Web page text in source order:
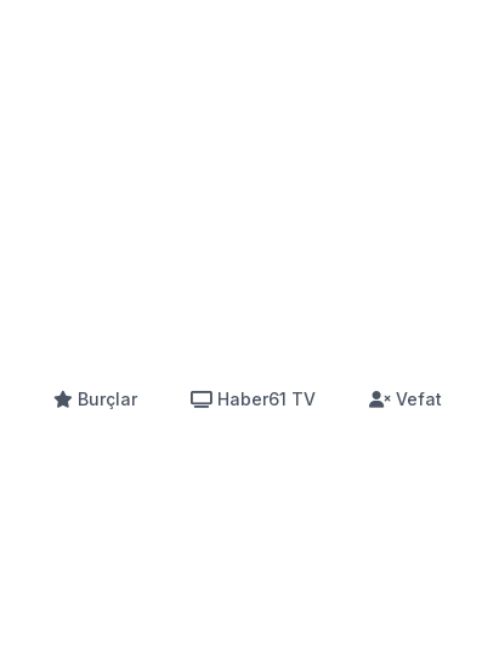
Burçlar Haber61 TV
Vefat